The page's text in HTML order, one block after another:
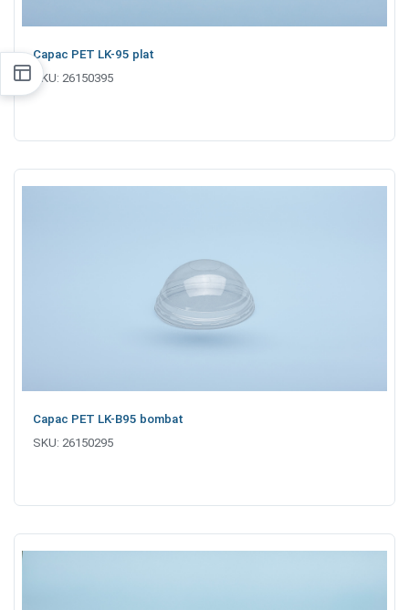
Capac PET LK-95 plat
SKU: 26150395
Capac PET LK-B95 bombat
SKU: 26150295